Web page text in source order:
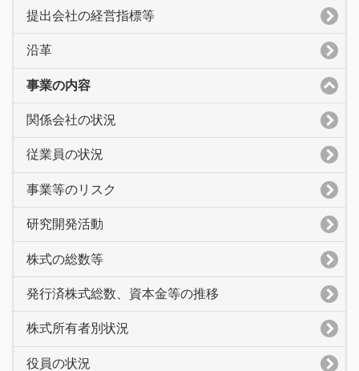
提出会社の経営指標等
沿革
事業の内容
関係会社の状況
従業員の状況
事業等のリスク
研究開発活動
株式の総数等
発行済株式総数、資本金等の推移
株式所有者別状況
役員の状況